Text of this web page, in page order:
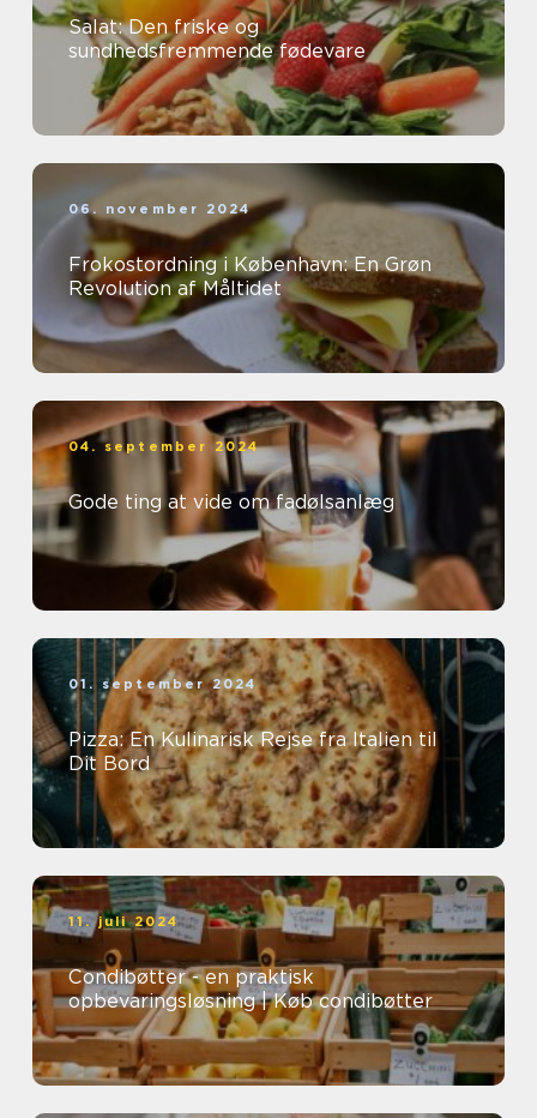
Salat: Den friske og
sundhedsfremmende fødevare
06. november 2024
Frokostordning i København: En Grøn
Revolution af Måltidet
04. september 2024
Gode ting at vide om fadølsanlæg
01. september 2024
Pizza: En Kulinarisk Rejse fra Italien til
Dit Bord
11. juli 2024
Condibøtter - en praktisk
opbevaringsløsning | Køb condibøtter